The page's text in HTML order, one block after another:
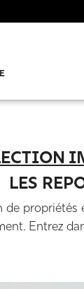
LES
Entrez